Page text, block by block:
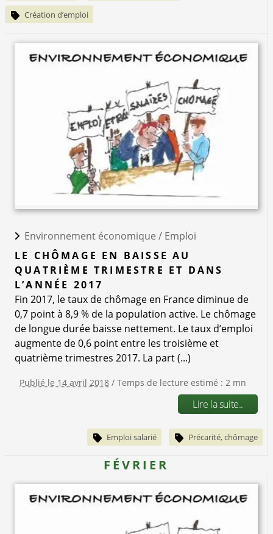
Création d’emploi
Environnement économique / Emploi
LE CHÔMAGE EN BAISSE AU
QUATRIÈME TRIMESTRE ET DANS
L’ANNÉE 2017
Fin 2017, le taux de chômage en France diminue de
0,7 point à 8,9 % de la population active. Le chômage
de longue durée baisse nettement. Le taux d’emploi
augmente de 0,6 point entre les troisième et
quatrième trimestres 2017. La part (...)
Publié le 14 avril 2018 / Temps de lecture estimé : 2 mn
Lire la suite..
Emploi salarié Précarité, chômage
FÉVRIER